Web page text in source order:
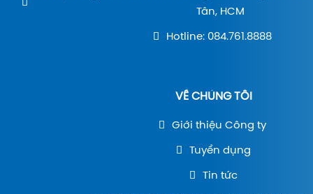
Tân, HCM
Hotline: 084.761.8888
VỀ CHÚNG TÔI
Giới thiệu Công ty
Tuyển dụng
Tin tức